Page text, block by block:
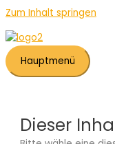
Zum Inhalt springen
Hauptmenü
Dieser